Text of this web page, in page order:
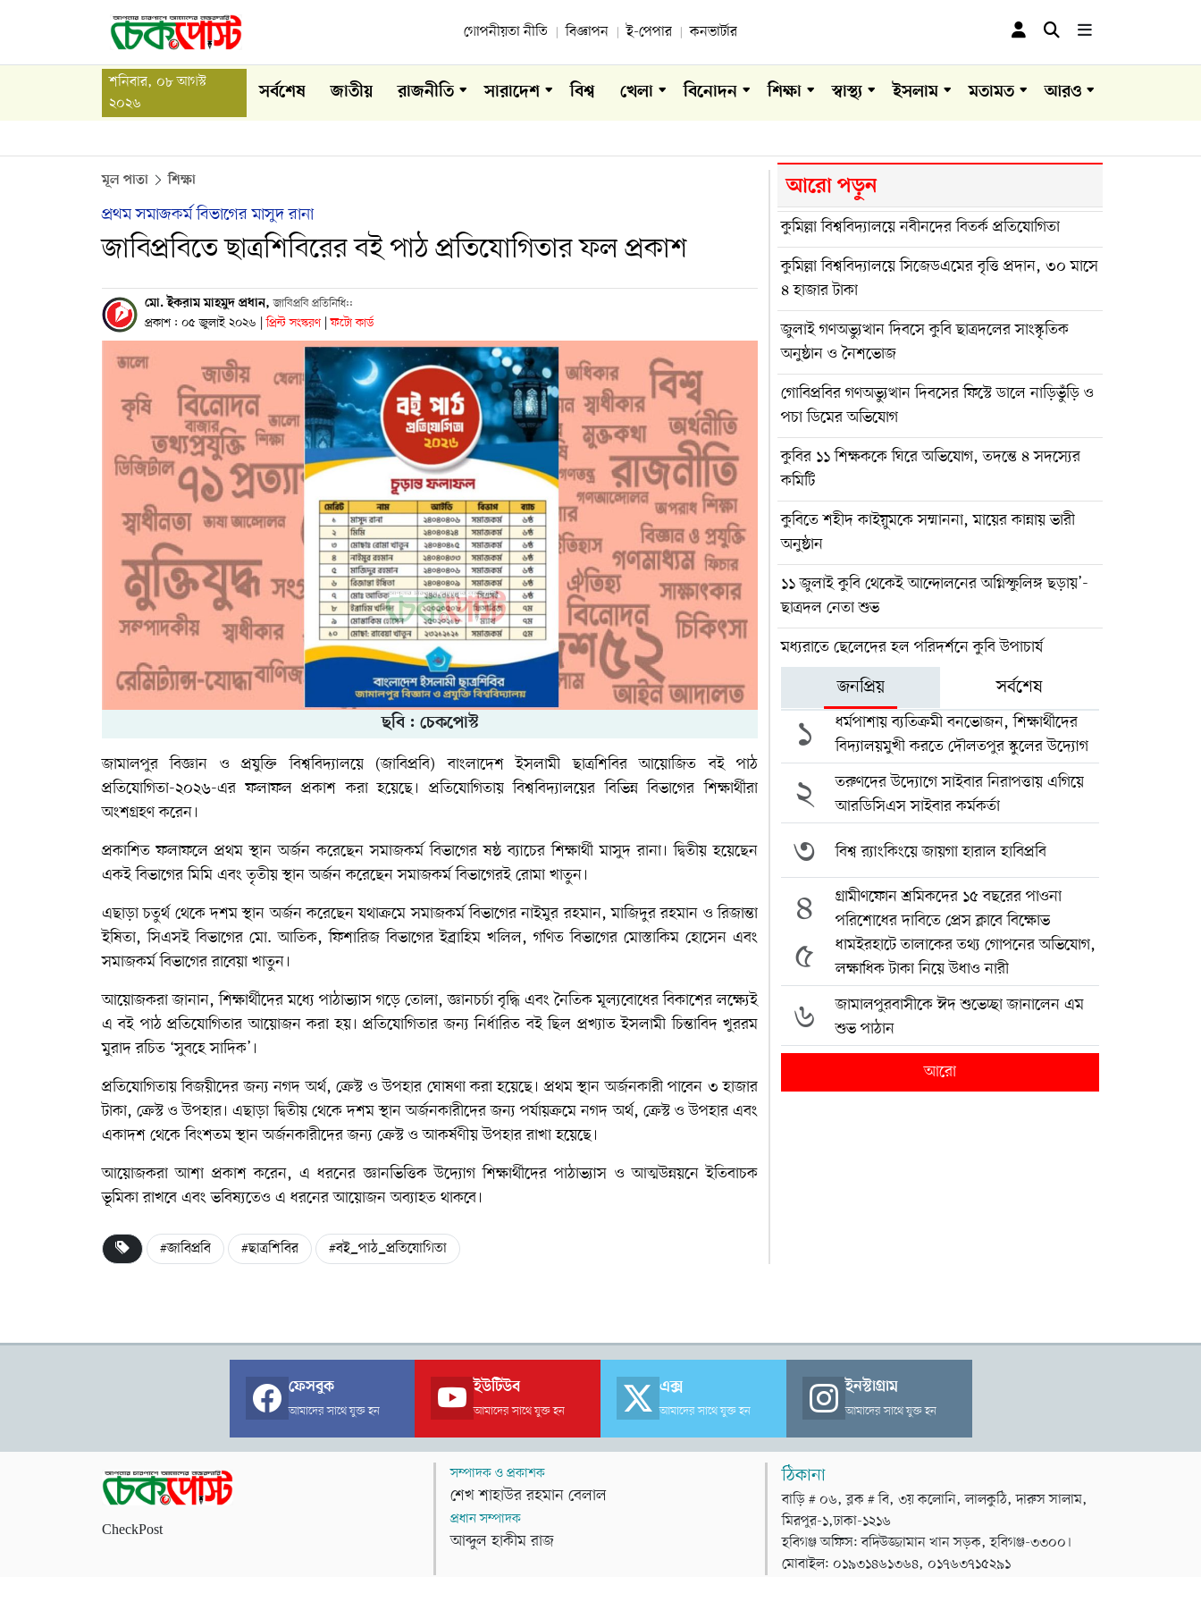
গোপনীয়তা নীতি বিজ্ঞাপন ই-পেপার কনভার্টার
শনিবার, ০৮ আগস্ট
২০২৬
সর্বশেষ জাতীয় রাজনীতি সারাদেশ বিশ্ব খেলা বিনোদন শিক্ষা স্বাস্থ্য ইসলাম মতামত আরও
মূল পাতা শিক্ষা
প্রথম সমাজকর্ম বিভাগের মাসুদ রানা
জাবিপ্রবিতে ছাত্রশিবিরের বই পাঠ প্রতিযোগিতার ফল প্রকাশ
মো. ইকরাম মাহমুদ প্রধান,জাবিপ্রবি প্রতিনিধি::
প্রকাশ : ০৫ জুলাই ২০২৬ | প্রিন্ট সংস্করণ | ফটো কার্ড
ছবি : চেকপোস্ট
জামালপুর বিজ্ঞান ও প্রযুক্তি বিশ্ববিদ্যালয়ে (জাবিপ্রবি) বাংলাদেশ ইসলামী ছাত্রশিবির আয়োজিত বই পাঠ
প্রতিযোগিতা-২০২৬-এর ফলাফল প্রকাশ করা হয়েছে। প্রতিযোগিতায় বিশ্ববিদ্যালয়ের বিভিন্ন বিভাগের শিক্ষার্থীরা
অংশগ্রহণ করেন।
প্রকাশিত ফলাফলে প্রথম স্থান অর্জন করেছেন সমাজকর্ম বিভাগের ষষ্ঠ ব্যাচের শিক্ষার্থী মাসুদ রানা। দ্বিতীয় হয়েছেন
একই বিভাগের মিমি এবং তৃতীয় স্থান অর্জন করেছেন সমাজকর্ম বিভাগেরই রোমা খাতুন।
এছাড়া চতুর্থ থেকে দশম স্থান অর্জন করেছেন যথাক্রমে সমাজকর্ম বিভাগের নাইমুর রহমান, মাজিদুর রহমান ও রিজান্তা
ইষিতা, সিএসই বিভাগের মো. আতিক, ফিশারিজ বিভাগের ইব্রাহিম খলিল, গণিত বিভাগের মোস্তাকিম হোসেন এবং
সমাজকর্ম বিভাগের রাবেয়া খাতুন।
আয়োজকরা জানান, শিক্ষার্থীদের মধ্যে পাঠাভ্যাস গড়ে তোলা, জ্ঞানচর্চা বৃদ্ধি এবং নৈতিক মূল্যবোধের বিকাশের লক্ষ্যেই
এ বই পাঠ প্রতিযোগিতার আয়োজন করা হয়। প্রতিযোগিতার জন্য নির্ধারিত বই ছিল প্রখ্যাত ইসলামী চিন্তাবিদ খুররম
মুরাদ রচিত ‘সুবহে সাদিক’।
প্রতিযোগিতায় বিজয়ীদের জন্য নগদ অর্থ, ক্রেস্ট ও উপহার ঘোষণা করা হয়েছে। প্রথম স্থান অর্জনকারী পাবেন ৩ হাজার
টাকা, ক্রেস্ট ও উপহার। এছাড়া দ্বিতীয় থেকে দশম স্থান অর্জনকারীদের জন্য পর্যায়ক্রমে নগদ অর্থ, ক্রেস্ট ও উপহার এবং
একাদশ থেকে বিংশতম স্থান অর্জনকারীদের জন্য ক্রেস্ট ও আকর্ষণীয় উপহার রাখা হয়েছে।
আয়োজকরা আশা প্রকাশ করেন, এ ধরনের জ্ঞানভিত্তিক উদ্যোগ শিক্ষার্থীদের পাঠাভ্যাস ও আত্মউন্নয়নে ইতিবাচক
ভূমিকা রাখবে এবং ভবিষ্যতেও এ ধরনের আয়োজন অব্যাহত থাকবে।
#জাবিপ্রবি #ছাত্রশিবির #বই_পাঠ_প্রতিযোগিতা
আরো পড়ুন
কুমিল্লা বিশ্ববিদ্যালয়ে নবীনদের বিতর্ক প্রতিযোগিতা
কুমিল্লা বিশ্ববিদ্যালয়ে সিজেডএমের বৃত্তি প্রদান, ৩০ মাসে
৪ হাজার টাকা
জুলাই গণঅভ্যুত্থান দিবসে কুবি ছাত্রদলের সাংস্কৃতিক
অনুষ্ঠান ও নৈশভোজ
গোবিপ্রবির গণঅভ্যুত্থান দিবসের ফিস্টে ডালে নাড়িভুঁড়ি ও
পচা ডিমের অভিযোগ
কুবির ১১ শিক্ষককে ঘিরে অভিযোগ, তদন্তে ৪ সদস্যের
কমিটি
কুবিতে শহীদ কাইয়ুমকে সম্মাননা, মায়ের কান্নায় ভারী
অনুষ্ঠান
১১ জুলাই কুবি থেকেই আন্দোলনের অগ্নিস্ফুলিঙ্গ ছড়ায়’-
ছাত্রদল নেতা শুভ
মধ্যরাতে ছেলেদের হল পরিদর্শনে কুবি উপাচার্য
জনপ্রিয় সর্বশেষ
১
ধর্মপাশায় ব্যতিক্রমী বনভোজন, শিক্ষার্থীদের
বিদ্যালয়মুখী করতে দৌলতপুর স্কুলের উদ্যোগ
২
তরুণদের উদ্যোগে সাইবার নিরাপত্তায় এগিয়ে
আরডিসিএস সাইবার কর্মকর্তা
৩ বিশ্ব র‍্যাংকিংয়ে জায়গা হারাল হাবিপ্রবি
৪
গ্রামীণফোন শ্রমিকদের ১৫ বছরের পাওনা
পরিশোধের দাবিতে প্রেস ক্লাবে বিক্ষোভ
৫
ধামইরহাটে তালাকের তথ্য গোপনের অভিযোগ,
লক্ষাধিক টাকা নিয়ে উধাও নারী
৬
জামালপুরবাসীকে ঈদ শুভেচ্ছা জানালেন এম
শুভ পাঠান
আরো
ফেসবুক
আমাদের সাথে যুক্ত হন
ইউটিউব
আমাদের সাথে যুক্ত হন
এক্স
আমাদের সাথে যুক্ত হন
ইনস্টাগ্রাম
আমাদের সাথে যুক্ত হন
CheckPost
সম্পাদক ও প্রকাশক
শেখ শাহাউর রহমান বেলাল
প্রধান সম্পাদক
আব্দুল হাকীম রাজ
ঠিকানা
বাড়ি # ০৬, ব্লক # বি, ৩য় কলোনি, লালকুঠি, দারুস সালাম,
মিরপুর-১,ঢাকা-১২১৬
হবিগঞ্জ অফিস: বদিউজ্জামান খান সড়ক, হবিগঞ্জ-৩৩০০।
মোবাইল: ০১৯৩১৪৬১৩৬৪, ০১৭৬৩৭১৫২৯১